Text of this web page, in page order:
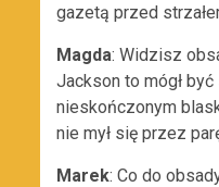
gazetą przed
Magda: Widzisz
Jackson to mógł
nieskończonym
nie mył się przez
Marek: Co do